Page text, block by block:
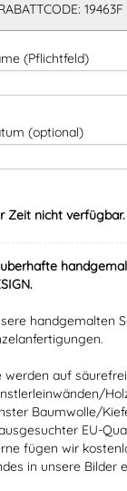
19463F
(Pflichtfeld)
(optional)
Zeit nicht verfügbar.
handgemalten
werden auf
Baumwolle/
EU-
fügen wir
in unsere Bilder